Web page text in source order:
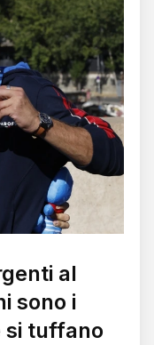
al
sono i
si tuffano